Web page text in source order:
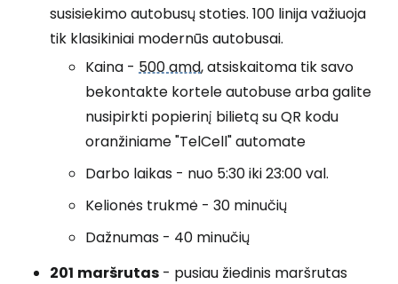
susisiekimo autobusų stoties. 100 linija važiuoja
tik klasikiniai modernūs autobusai.
Kaina - 500 amd, atsiskaitoma tik savo
bekontakte kortele autobuse arba galite
nusipirkti popierinį bilietą su QR kodu
oranžiniame "TelCell" automate
Darbo laikas - nuo 5:30 iki 23:00 val.
Kelionės trukmė - 30 minučių
Dažnumas - 40 minučių
201 maršrutas - pusiau žiedinis maršrutas